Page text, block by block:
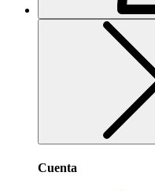
Cuenta